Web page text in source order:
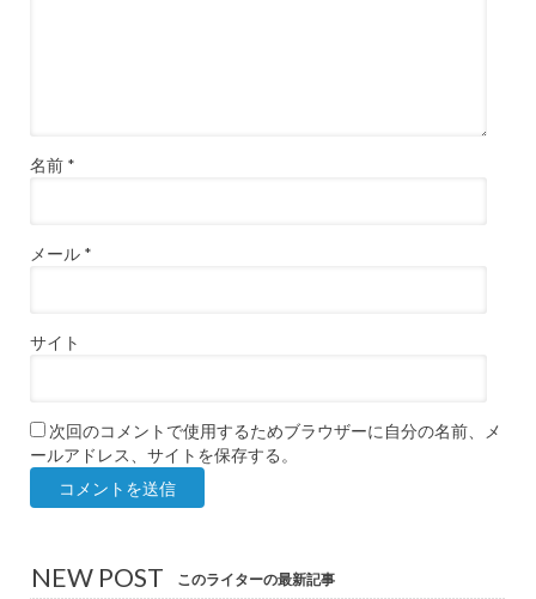
名前 *
メール *
サイト
次回のコメントで使用するためブラウザーに自分の名前、メ
ールアドレス、サイトを保存する。
NEW POST このライターの最新記事